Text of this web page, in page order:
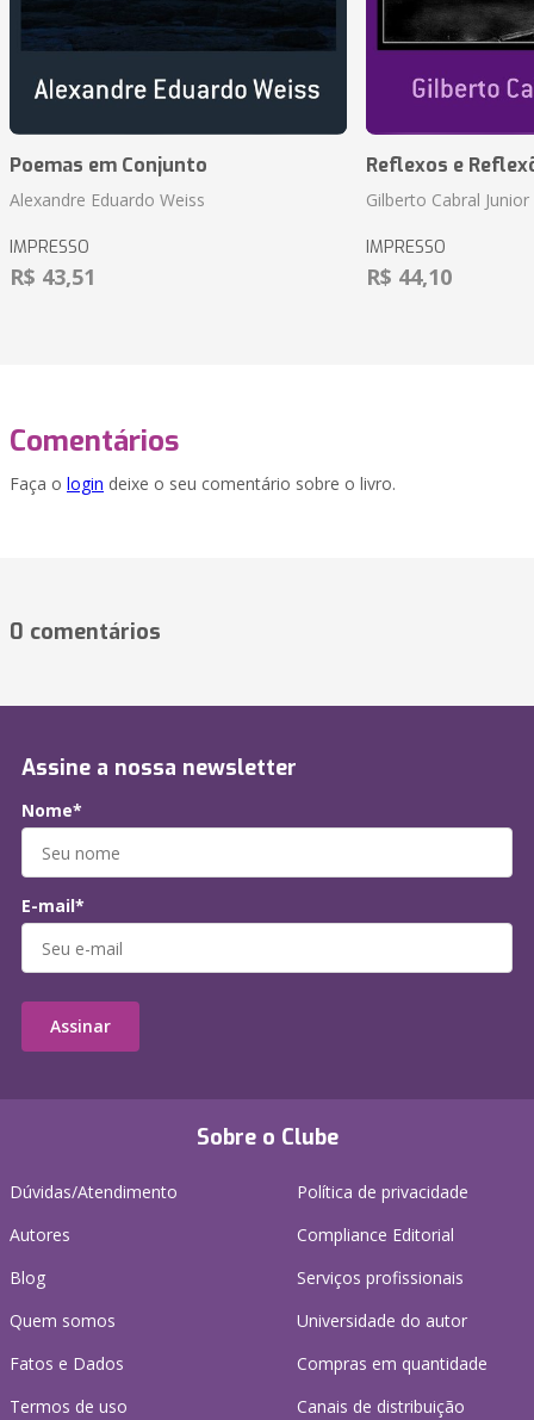
Poemas em Conjunto
Alexandre Eduardo Weiss
IMPRESSO
R$ 43,51
Reflexos e
Gilberto Cabral Junior
IMPRESSO
R$ 44,10
Comentários
Faça o login deixe o seu comentário sobre o livro.
0 comentários
Sobre o Clube
Dúvidas/Atendimento
Autores
Blog
Quem somos
Fatos e Dados
Termos de uso
Política de privacidade
Compliance Editorial
Serviços profissionais
Universidade do autor
Compras em quantidade
Canais de distribuição
Assine a nossa newsletter
Nome*
E-mail*
Assinar